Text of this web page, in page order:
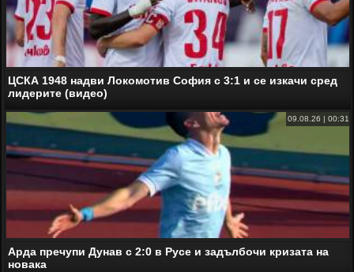
ЦСКА 1948 надви Локомотив София с 3:1 и се изкачи сред
лидерите (видео)
09.08.26 | 00:31
Арда пречупи Дунав с 2:0 в Русе и задълбочи кризата на
новака